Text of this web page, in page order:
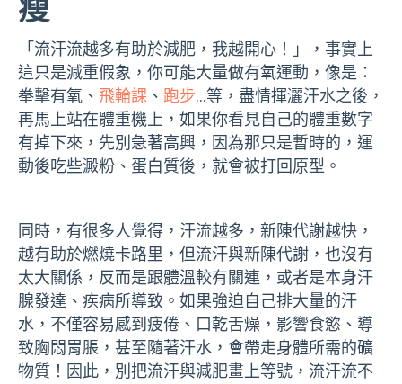
瘦
「流汗流越多有助於減肥，我越開心！」，事實上
這只是減重假象，你可能大量做有氧運動，像是：
拳擊有氧、 飛輪課 、 跑步…等，盡情揮灑汗水之後，
再馬上站在體重機上，如果你看見自己的體重數字
有掉下來，先別急著高興，因為那只是暫時的，運
動後吃些澱粉、蛋白質後，就會被打回原型。
同時，有很多人覺得，汗流越多，新陳代謝越快，
越有助於燃燒卡路里，但流汗與新陳代謝，也沒有
太大關係，反而是跟體溫較有關連，或者是本身汗
腺發達、疾病所導致。如果強迫自己排大量的汗
水，不僅容易感到疲倦、口乾舌燥，影響食慾、導
致胸悶胃脹，甚至隨著汗水，會帶走身體所需的礦
物質！因此，別把流汗與減肥畫上等號，流汗流不